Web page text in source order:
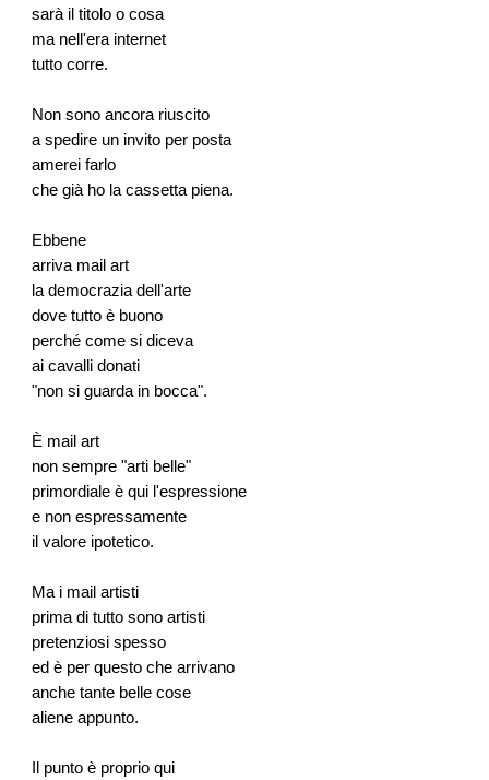
sarà il titolo o cosa
ma nell'era internet
tutto corre.
Non sono ancora riuscito
a spedire un invito per posta
amerei farlo
che già ho la cassetta piena.
Ebbene
arriva mail art
la democrazia dell'arte
dove tutto è buono
perché come si diceva
ai cavalli donati
"non si guarda in bocca".
È mail art
non sempre "arti belle"
primordiale è qui l'espressione
e non espressamente
il valore ipotetico.
Ma i mail artisti
prima di tutto sono artisti
pretenziosi spesso
ed è per questo che arrivano
anche tante belle cose
aliene appunto.
Il punto è proprio qui